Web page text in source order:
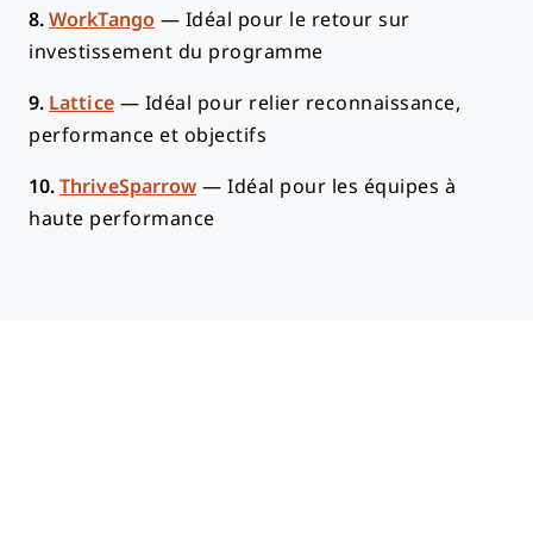
8. WorkTango — Idéal pour le retour sur
investissement du programme
9. Lattice — Idéal pour relier reconnaissance,
performance et objectifs
10. ThriveSparrow —Idéal pour les équipes à
haute performance